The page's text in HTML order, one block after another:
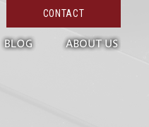
CONTACT